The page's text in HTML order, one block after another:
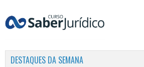
DESTAQUES DA SEMANA